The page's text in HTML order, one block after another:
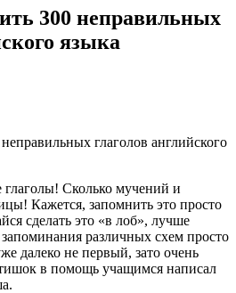
300 неправильных
языка
Сколько мучений и
Кажется, запомнить это просто
сделать это «в лоб», лучше
различных схем просто
далеко не первый, зато очень
в помощь учащимся написал